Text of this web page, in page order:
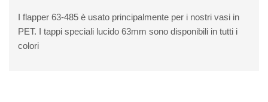
I flapper 63-485 è usato principalmente per i nostri vasi in
PET. I tappi speciali lucido 63mm sono disponibili in tutti i
colori